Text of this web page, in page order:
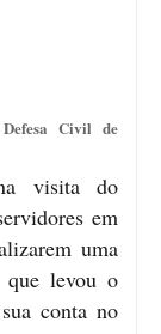
Civil de
visita do
em
uma
que levou o
conta no